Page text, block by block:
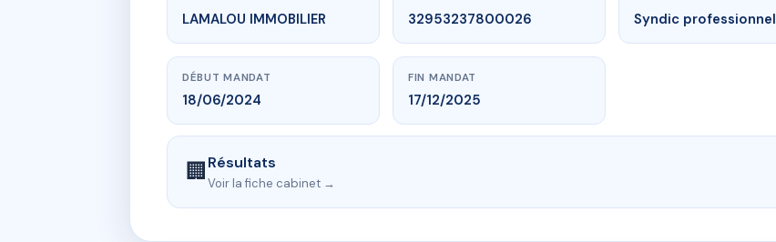
LAMALOU IMMOBILIER 32953237800026 Syndic professionnel
DÉBUT MANDAT
18/06/2024
FIN MANDAT
17/12/2025
🏢Résultats
Voir la fiche cabinet →